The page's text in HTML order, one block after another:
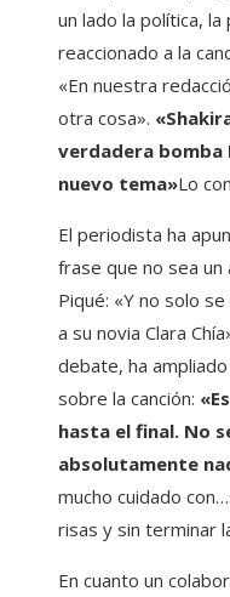
un lado la política,
reaccionado a la
«En nuestra
otra cosa».
verdadera bomba
nuevo tema»Lo
El periodista ha
frase que no sea
Piqué: «Y no solo
a su novia Clara
debate, ha
sobre la canción:
hasta el final. No
absolutamente
mucho cuidado
risas y sin terminar
En cuanto un